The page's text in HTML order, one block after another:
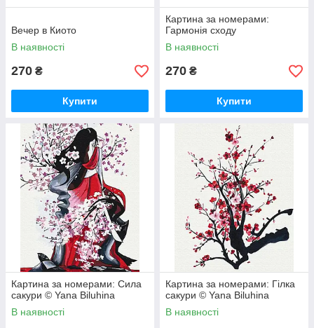
Вечер в Киото
В наявності
270 ₴
Купити
Картина за номерами:
Гармонія сходу
В наявності
270 ₴
Купити
Картина за номерами: Сила
сакури © Yana Biluhina
В наявності
Картина за номерами: Гілка
сакури © Yana Biluhina
В наявності